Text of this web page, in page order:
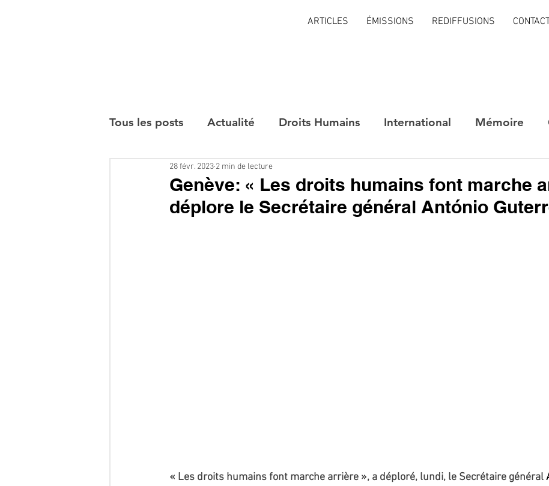
ARTICLES ÉMISSIONS REDIFFUSIONS
Tous les posts Actualité Droits Humains International Mémoire
Interviews
Genève: « Les droits humains font marche
déplore le Secrétaire général António
28 févr. 2023 2 min de lecture
« Les droits humains font marche arrière », a déploré, lundi, le Secrétaire général